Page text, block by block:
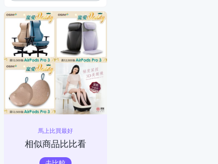
馬上比買最好
相似商品比比看